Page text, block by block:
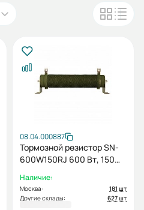
08.04.000887
Тормозной резистор SN-
600W150RJ 600 Вт, 150
Наличие:
Москва:
181 шт
Другие склады:
627 шт